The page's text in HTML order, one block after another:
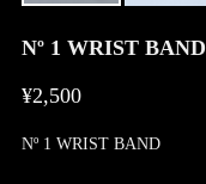
Nº 1 WRIST BAND
¥2,500
Nº 1 WRIST BAND